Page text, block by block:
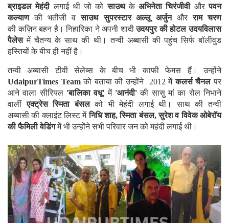
ब्राइडल मेहंदीलगाई थी जो कोसाउथकेअभिनेता चिरंजीवीऔरपवन
कल्याणकी भतीजी वसाउथ सुपरस्टार अल्लू अर्जुनऔरराम चरण
की कज़िन बहन है। निहारिका ने अपनी शादीउदयपुर की होटल उदयविलास
पैलेसमें चैतन्य के साथ की थी। तन्वी अब्बासी की पहुंच सिर्फ बॉलीवुड
हस्तियों के बीच ही नहीं है।
तन्वी अब्बासी टीवी सेलेब्स के बीच भी काफी फेमस हैं। उन्होंने
UdaipurTimes Teamको बताया की उन्होंने 2012 मेंकलर्स चैनलपर
आने वाला सीरियल 'बालिका वधू' में 'आनंदी' की सासु मां का रोल निभाने
वालींएक्ट्रेस स्मिता बंसलको भी मेहंदी लगाई थी। साथ की तन्वी
अब्बासी की क्लाइंट लिस्ट मेंनिधि शाह, स्मिता बंसल, सुरेश व विवेक ओबेरॉय
की फैमिली वेडिंगमें भी उन्होंने सभी परिवार जन को महंदी लगाई थी।